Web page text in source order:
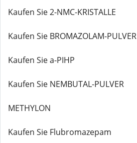
Kaufen Sie 2-NMC-KRISTALLE
Kaufen Sie BROMAZOLAM-PULVER
Kaufen Sie a-PIHP
Kaufen Sie NEMBUTAL-PULVER
METHYLON
Kaufen Sie Flubromazepam